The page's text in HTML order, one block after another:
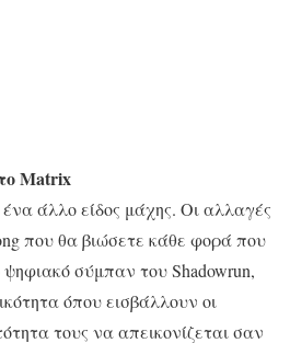
Matrix
άλλο είδος μάχης. Οι αλλαγές
που θα βιώσετε κάθε φορά που
σύμπαν του Shadowrun,
όπου εισβάλλουν οι
τους να απεικονίζεται σαν